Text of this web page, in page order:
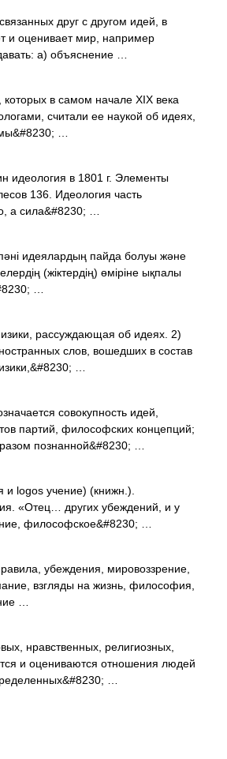
друг с другом идей, в
и оценивает мир, например
а) объяснение …
в самом начале XIX века
считали ее наукой об идеях,
…
идеология в 1801 г. Элементы
136. Идеология часть
а сила&#8230; …
идеялардың пайда болуы және
(жіктердің) өміріне ықпалы
…
рассуждающая об идеях. 2)
слов, вошедших в состав
…
совокупность идей,
партий, философских концепций;
познанной&#8230; …
logos учение) (книжн.).
«Отец… других убеждений, и у
философское&#8230; …
убеждения, мировоззрение,
взгляды на жизнь, философия,
…
нравственных, религиозных,
и оцениваются отношения людей
…